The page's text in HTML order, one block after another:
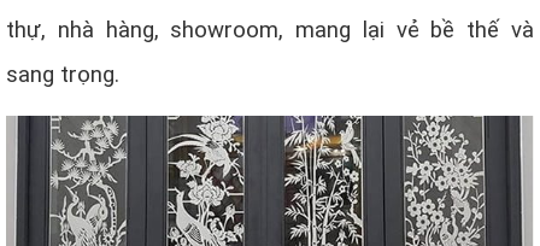
thự, nhà hàng, showroom, mang lại vẻ bề thế và
sang trọng.